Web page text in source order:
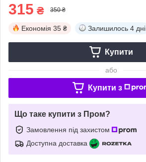
315 ₴ 350 ₴
Економія 35 ₴ Залишилось 4 дні
Купити
або
Купити з
Що таке купити з Пром?
Замовлення під захистом
Доступна доставка